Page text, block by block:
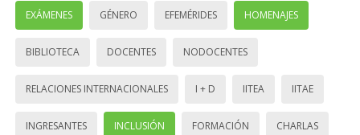
EXÁMENES GÉNERO EFEMÉRIDES HOMENAJES
BIBLIOTECA DOCENTES NODOCENTES
RELACIONES INTERNACIONALES I + D IITEA IITAE
INGRESANTES INCLUSIÓN FORMACIÓN CHARLAS